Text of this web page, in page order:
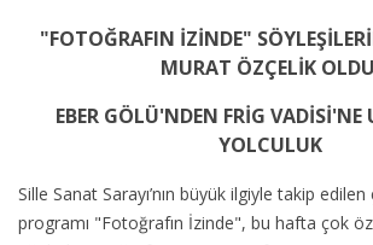
"FOTOĞRAFIN İZİNDE"
MURAT ÖZÇELİK
EBER GÖLÜ'NDEN FRİG
YOLCULUK
Sille Sanat Sarayı’nın büyük ilgiyle takip
programı "Fotoğrafın İzinde", bu hafta çok